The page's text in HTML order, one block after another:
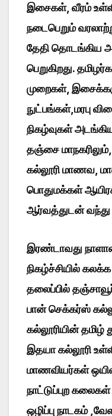
இசைகள், வீரம்
நடைபெறும்
தேதி தொடங்கிய
பெறுகிறது.
முறைகள்,
நுட்பங்கள்,மரபு
நிகழ்வுகள்
தஞ்சை
கல்லூரி மாணவ,
பொதுமக்கள்
ஆர்வத்துடன் வந்து
இரண்டாவது
நிகழ்ச்சியில்
தலைப்பில்
பான் செக்கர்ஸ்
கல்லூரியின் தமிழ்
இதயா கல்லூரி
மாணவியர்கள்
நாட்டுப்புற
ஒழிப்பு நாடகம்